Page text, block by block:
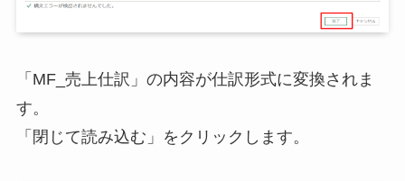
「MF_売上仕訳」の内容が仕訳形式に変換されま
す。
「閉じて読み込む」をクリックします。